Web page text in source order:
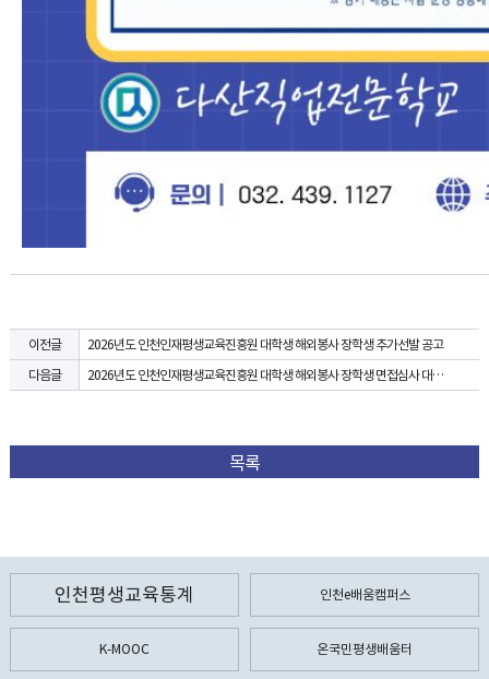
이전글
2026년도 인천인재평생교육진흥원 대학생 해외봉사 장학생 추가선발 공고
다음글
2026년도 인천인재평생교육진흥원 대학생 해외봉사 장학생 면접심사 대상자(1차) 공고
목록
인천평생교육통계 인천e배움캠퍼스
K-MOOC 온국민평생배움터